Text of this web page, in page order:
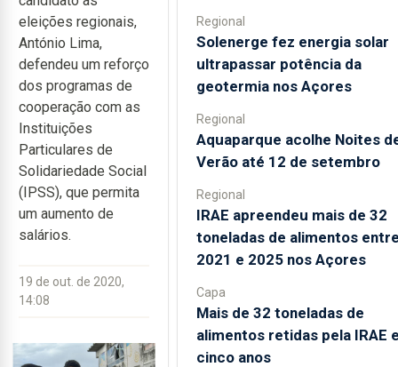
eleições regionais,
António Lima,
defendeu um reforço
dos programas de
cooperação com as
Instituições
Particulares de
Solidariedade Social
(IPSS), que permita
um aumento de
salários.
19 de out. de 2020,
14:08
Regional
Solenerge fez energia solar
ultrapassar potência da
geotermia nos Açores
Regional
Aquaparque acolhe Noites
Verão até 12 de setembro
Regional
IRAE apreendeu mais de 32
toneladas de alimentos
2021 e 2025 nos Açores
Capa
Mais de 32 toneladas de
alimentos retidas pela IRAE
cinco anos